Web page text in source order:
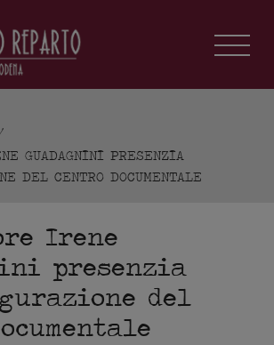
GUADAGNINI PRESENZIA
DEL CENTRO DOCUMENTALE
Irene
presenzia
del